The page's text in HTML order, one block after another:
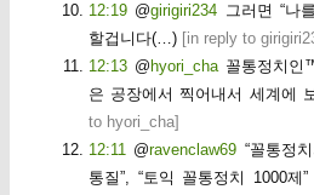
12:19 @girigiri234 그러면 “나
할겁니다(…) [in reply to
12:13 @ hyori_cha꼴통정치인
은 공장에서 찍어내서 세계에
to hyori_cha]
12:11 @ravenclaw69 “꼴통정
통질”, “토익 꼴통정치 1000제